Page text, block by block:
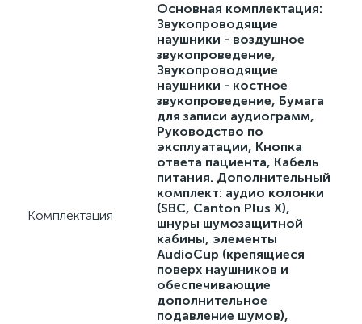
Комплектация
Основная комплектация:
Звукопроводящие
наушники - воздушное
звукопроведение,
Звукопроводящие
наушники - костное
звукопроведение, Бумага
для записи аудиограмм,
Руководство по
эксплуатации, Кнопка
ответа пациента, Кабель
питания. Дополнительный
комплект: аудио колонки
(SBC, Canton Plus X),
шнуры шумозащитной
кабины, элементы
AudioCup (крепящиеся
поверх наушников и
обеспечивающие
дополнительное
подавление шумов),